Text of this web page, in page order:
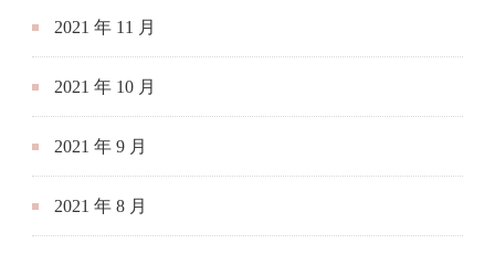
2021 年 11 月
2021 年 10 月
2021 年 9 月
2021 年 8 月